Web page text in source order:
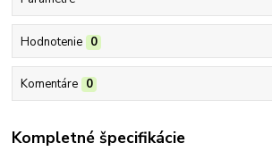
Hodnotenie 0
Komentáre 0
Kompletné špecifikácie